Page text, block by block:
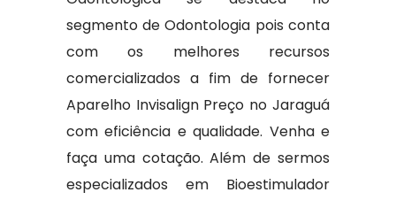
segmento de Odontologia pois conta
com os melhores recursos
comercializados a fim de fornecer
Aparelho Invisalign Preço no Jaraguá
com eficiência e qualidade. Venha e
faça uma cotação. Além de sermos
especializados em Bioestimulador